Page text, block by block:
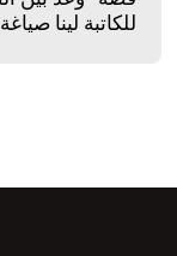
للكاتبة لينا صياغة